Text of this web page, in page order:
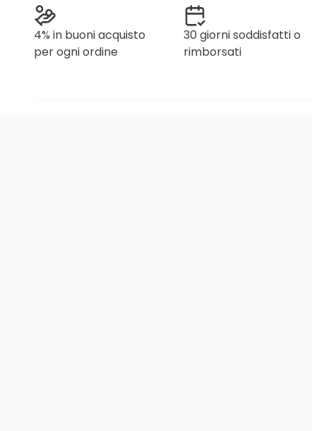
4% in buoni acquisto
per ogni ordine
30 giorni soddisfatti o
rimborsati